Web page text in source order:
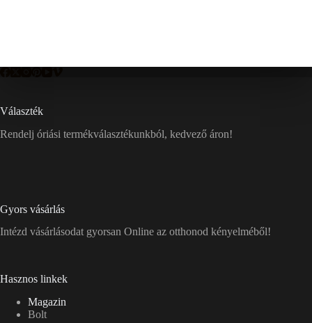
Választék
Rendelj óriási termékválasztékunkból, kedvező áron!
Gyors vásárlás
Intézd vásárlásodat gyorsan Online az otthonod kényelméből!
Hasznos linkek
Magazin
Bolt